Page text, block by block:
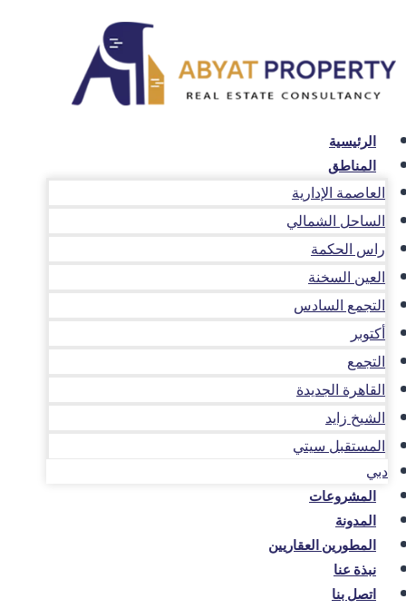
المحتوى
الرئيسية
المناطق
العاصمة الإدارية
الساحل الشمالي
راس الحكمة
العين السخنة
التجمع السادس
أكتوبر
التجمع
القاهرة الجديدة
الشيخ زايد
المستقبل سيتي
دبي
المشروعات
المدونة
المطورين العقاريين
نبذة عنا
اتصل بنا